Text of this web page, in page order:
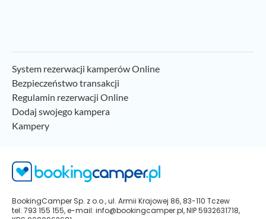
System rezerwacji kamperów Online
Bezpieczeństwo transakcji
Regulamin rezerwacji Online
Dodaj swojego kampera
Kampery
BookingCamper Sp. z o.o., ul. Armii Krajowej 86, 83-110 Tczew
tel: 793 155 155, e-mail: info@bookingcamper.pl, NIP 5932631718,